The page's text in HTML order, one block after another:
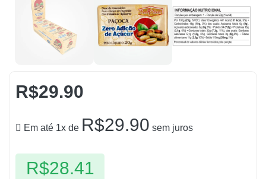
R$29.90
Em até 1x de R$29.90 sem juros
R$28.41